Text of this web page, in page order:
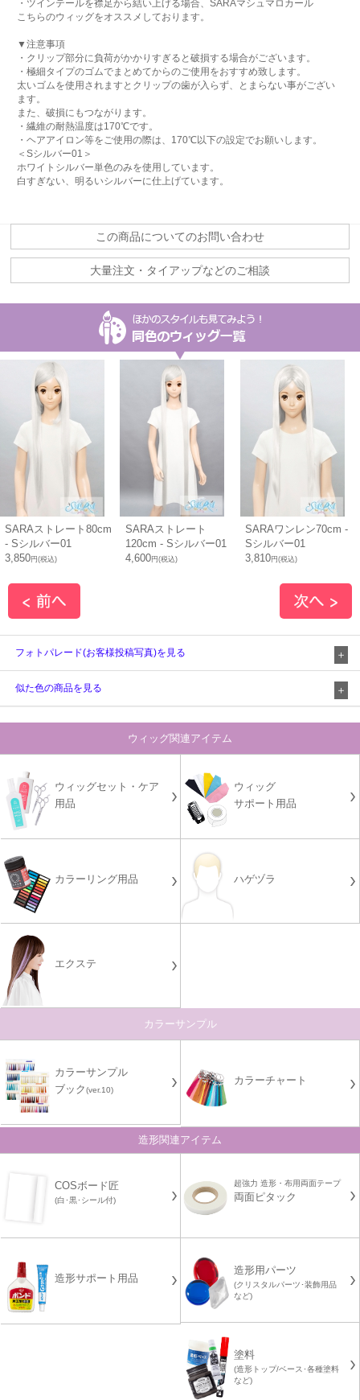
・ツインテールを襟足から結い上げる場合、SARAマシュマロカール
こちらのウィッグをオススメしております。
▼注意事項
・クリップ部分に負荷がかかりすぎると破損する場合がございます。
・極細タイプのゴムでまとめてからのご使用をおすすめ致します。
太いゴムを使用されますとクリップの歯が入らず、とまらない事がござい
ます。
また、破損にもつながります。
・繊維の耐熱温度は170℃です。
・ヘアアイロン等をご使用の際は、170℃以下の設定でお願いします。
＜Sシルバー01＞
ホワイトシルバー単色のみを使用しています。
白すぎない、明るいシルバーに仕上げています。
この商品についてのお問い合わせ
大量注文・タイアップなどのご相談
SARAストレート80cm
- Sシルバー01
3,850円(税込)
SARAストレート
120cm - Sシルバー01
4,600円(税込)
SARAワンレン70cm -
Sシルバー01
3,810円(税込)
フォトパレード(お客様投稿写真)を見る
似た色の商品を見る
ウィッグ関連アイテム
ウィッグセット・ケア
用品
ウィッグ
サポート用品
カラーリング用品 ハゲヅラ
エクステ
カラーサンプル
カラーサンプル
ブック(ver.10)
カラーチャート
造形関連アイテム
COSボード匠
(白･黒･シール付)
超強力 造形・布用両面テープ
両面ピタック
造形サポート用品
造形用パーツ
(クリスタルパーツ･装飾用品
など)
塗料
(造形トップ/ベース･各種塗料
など)